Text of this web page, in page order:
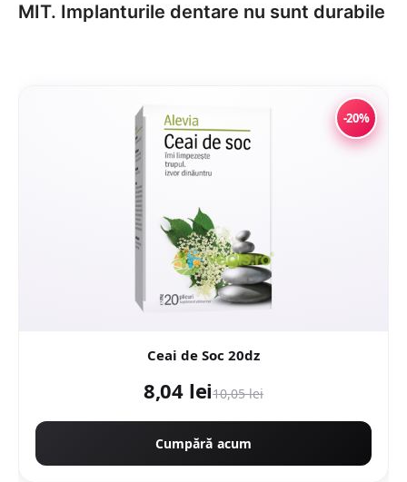
MIT. Implanturile dentare nu sunt durabile
-20%
Ceai de Soc 20dz
8,04 lei10,05 lei
Cumpără acum